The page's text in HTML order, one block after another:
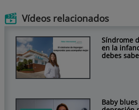
Vídeos relacionados
Síndrome
en la
debes
Baby blues